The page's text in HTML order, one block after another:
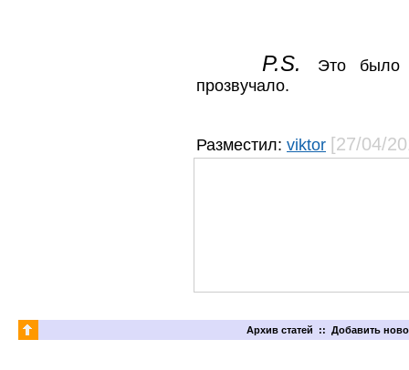
P.S.
Это
прозвучало.
Разместил: viktor [27/04/
Архив статей :: Добавить